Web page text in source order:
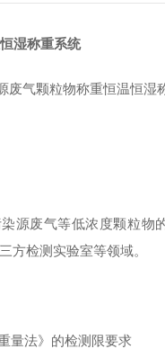
湿称重系统
源废气等低浓度颗粒物
方检测实验室等领域。
量法》的检测限要求